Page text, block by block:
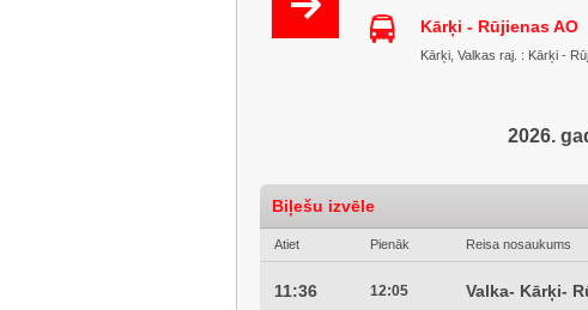
Kārķi - Rūjienas AO
Kārķi, Valkas raj. : Kārķi -
2026.
Biļešu izvēle
Atiet Pienāk Reisa nosaukums
11:36 12:05 Valka- Kārķi-